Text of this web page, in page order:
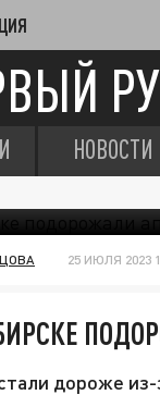
НОВОСТИ
25 ИЮЛЯ 2023
дороже из-